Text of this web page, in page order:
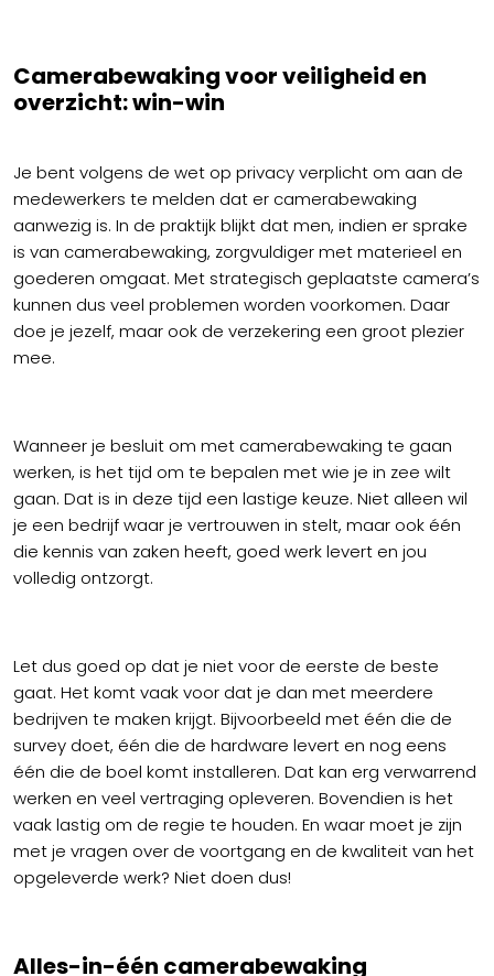
Camerabewaking voor veiligheid en
overzicht: win-win
Je bent volgens de wet op privacy verplicht om aan de
medewerkers te melden dat er camerabewaking
aanwezig is. In de praktijk blijkt dat men, indien er sprake
is van camerabewaking, zorgvuldiger met materieel en
goederen omgaat. Met strategisch geplaatste camera’s
kunnen dus veel problemen worden voorkomen. Daar
doe je jezelf, maar ook de verzekering een groot plezier
mee.
Wanneer je besluit om met camerabewaking te gaan
werken, is het tijd om te bepalen met wie je in zee wilt
gaan. Dat is in deze tijd een lastige keuze. Niet alleen wil
je een bedrijf waar je vertrouwen in stelt, maar ook één
die kennis van zaken heeft, goed werk levert en jou
volledig ontzorgt.
Let dus goed op dat je niet voor de eerste de beste
gaat. Het komt vaak voor dat je dan met meerdere
bedrijven te maken krijgt. Bijvoorbeeld met één die de
survey doet, één die de hardware levert en nog eens
één die de boel komt installeren. Dat kan erg verwarrend
werken en veel vertraging opleveren. Bovendien is het
vaak lastig om de regie te houden. En waar moet je zijn
met je vragen over de voortgang en de kwaliteit van het
opgeleverde werk? Niet doen dus!
Alles-in-één camerabewaking